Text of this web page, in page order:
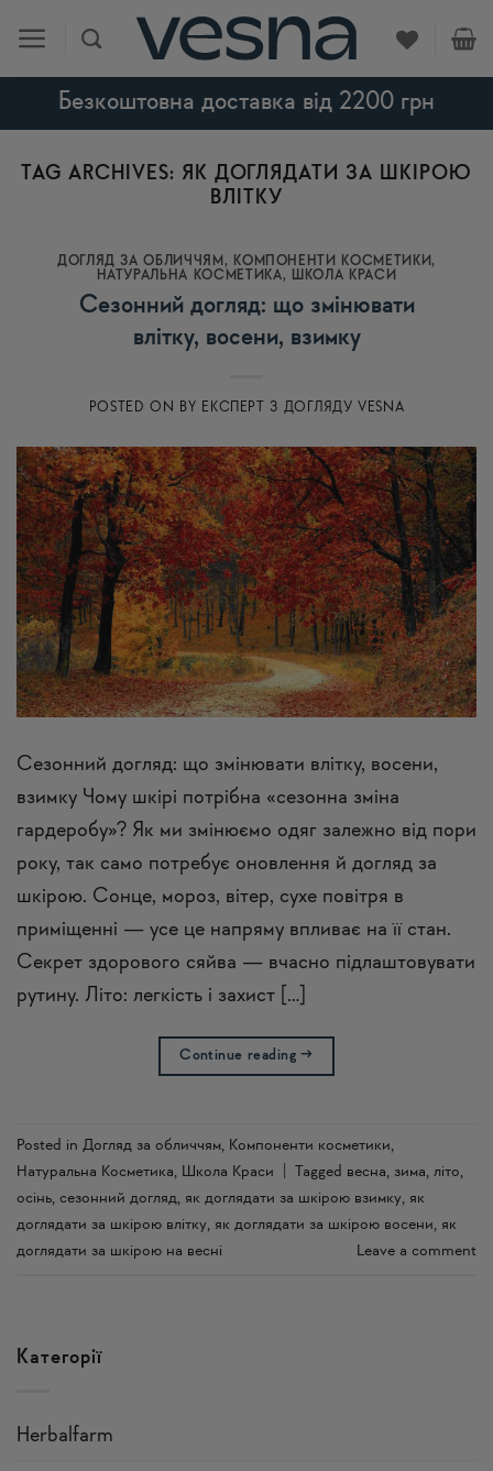
content
Безкоштовна доставка від 2200 грн
TAG ARCHIVES: ЯК ДОГЛЯДАТИ ЗА ШКІРОЮ
ВЛІТКУ
ДОГЛЯД ЗА ОБЛИЧЧЯМ , КОМПОНЕНТИ КОСМЕТИКИ,
НАТУРАЛЬНА КОСМЕТИКА, ШКОЛА КРАСИ
Сезонний догляд: що змінювати
влітку, восени, взимку
POSTED ON BY ЕКСПЕРТ З ДОГЛЯДУ VESNA
Сезонний догляд: що змінювати влітку, восени,
взимку Чому шкірі потрібна «сезонна зміна
гардеробу»? Як ми змінюємо одяг залежно від пори
року, так само потребує оновлення й догляд за
шкірою. Сонце, мороз, вітер, сухе повітря в
приміщенні — усе це напряму впливає на її стан.
Секрет здорового сяйва — вчасно підлаштовувати
рутину. Літо: легкість і захист […]
Continue reading→
Posted in Догляд за обличчям, Компоненти косметики,
Натуральна Косметика, Школа Краси Tagged весна, зима, літо,
осінь, сезонний догляд, як доглядати за шкірою взимку, як
доглядати за шкірою влітку, як доглядати за шкірою восени, як
доглядати за шкірою на весні
Leave a comment
Категорії
Herbalfarm